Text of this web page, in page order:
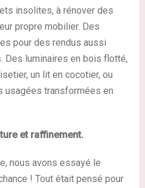
insolites, à rénover des
propre mobilier. Des
pour des rendus aussi
Des luminaires en bois flotté,
un lit en cocotier, ou
usagées transformées en
et raffinement.
nous avons essayé le
! Tout était pensé pour